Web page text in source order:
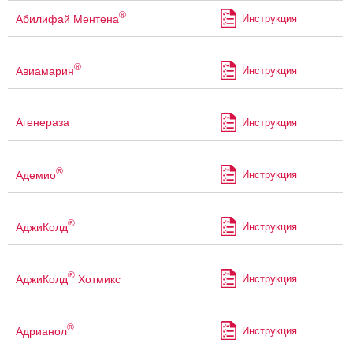
Абилифай Ментена® Инструкция
Авиамарин® Инструкция
Агенераза Инструкция
Адемио® Инструкция
АджиКолд® Инструкция
АджиКолд® Хотмикс Инструкция
Адрианол® Инструкция